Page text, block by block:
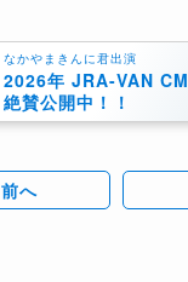
なかやまきんに君出演
2026年 JRA-VAN CM
絶賛公開中！！
前へ